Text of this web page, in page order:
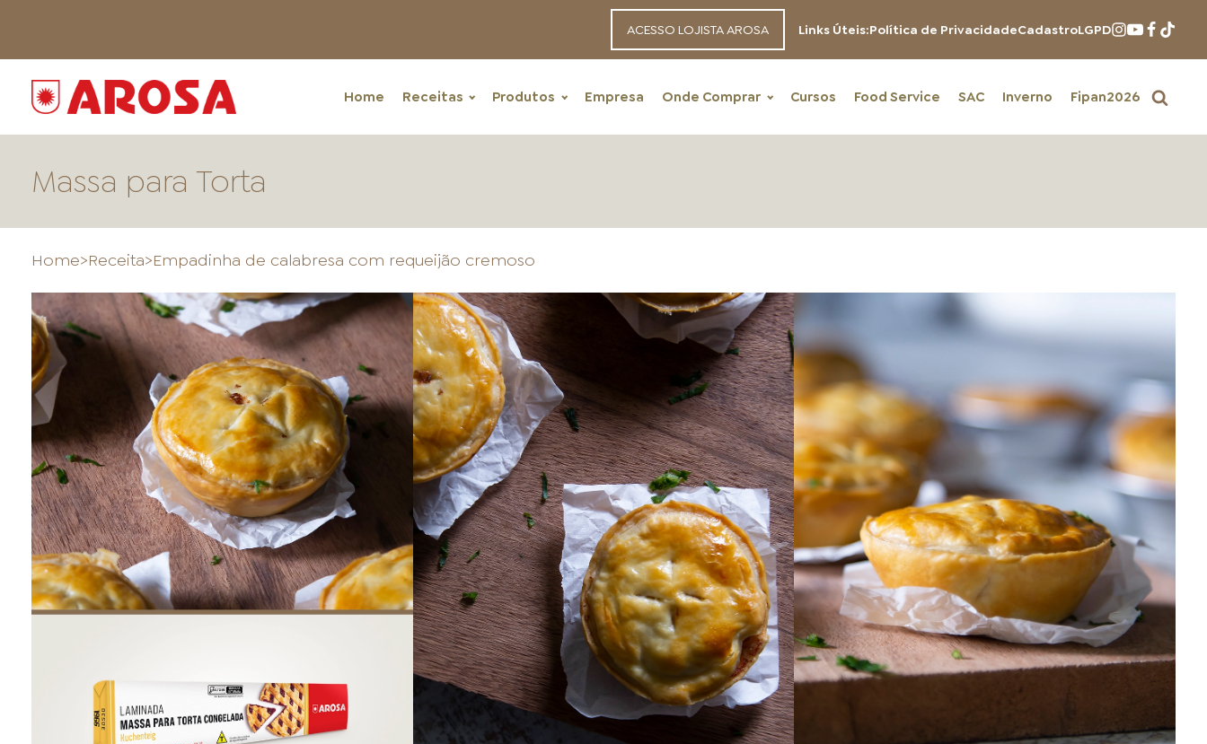
ACESSO LOJISTA AROSA Links Úteis:Política de PrivacidadeCadastroLGPD
Home Receitas Produtos Empresa Onde Comprar Cursos Food Service SAC Inverno Fipan2026
HOME
ONDE COMPRAR LOJAS AROSA DISTRIBUIDORES E REPRESENTANTES
FOOD SERVICE EMPRESA AGENDA DE CURSOS
SAC
Massa para Torta
Home>Receita>Empadinha de calabresa com requeijão cremoso